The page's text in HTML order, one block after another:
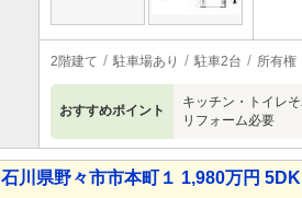
2階建て 駐車場あり 駐車2台 所有権
おすすめポイント
キッチン・トイレ
リフォーム必要
石川県野々市市本町１ 1,980万円 5DK